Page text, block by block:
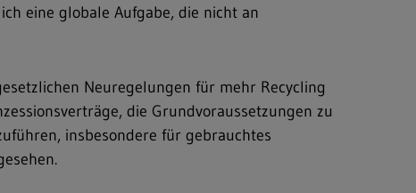
eine globale Aufgabe, die nicht an
Neuregelungen für mehr Recycling
die Grundvoraussetzungen zu
insbesondere für gebrauchtes